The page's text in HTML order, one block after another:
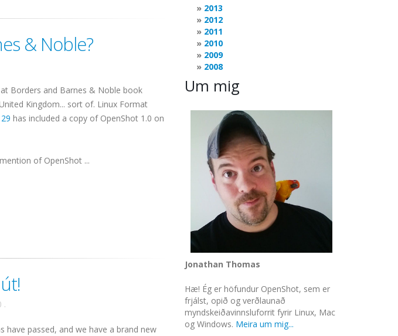
& Noble?
at Borders and Barnes & Noble book
Kingdom... sort of. Linux Format
has included a copy of OpenShot 1.0 on
of OpenShot ...
.
have passed, and we have a brand new
2013
2012
2011
2010
2009
2008
Um mig
Jonathan Thomas
Hæ! Ég er höfundur OpenShot, sem er
frjálst, opið og verðlaunað
myndskeiðavinnsluforrit fyrir Linux, Mac
og Windows. Meira um mig...